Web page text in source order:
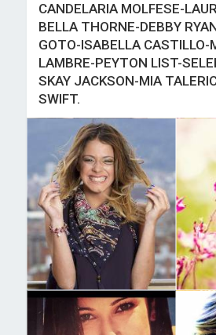
CANDELARIA MOLFESE-
BELLA THORNE-DEBBY
GOTO-ISABELLA CASTILLO-
LAMBRE-PEYTON LIST-
SKAY JACKSON-MIA
SWIFT.